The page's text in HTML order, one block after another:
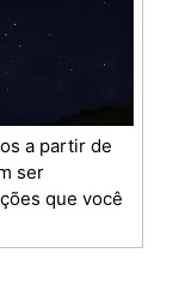
a partir de
ser
que você